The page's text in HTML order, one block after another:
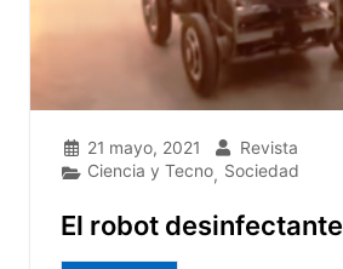
21 mayo, 2021
Revista
Ciencia y Tecno, Sociedad
El robot desinfectante